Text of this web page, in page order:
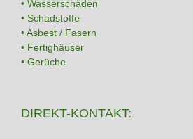
• Wasserschäden
• Schadstoffe
• Asbest / Fasern
• Fertighäuser
• Gerüche
DIREKT-KONTAKT: